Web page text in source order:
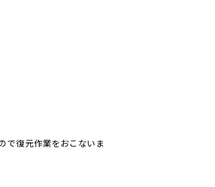
で復元作業をおこないま